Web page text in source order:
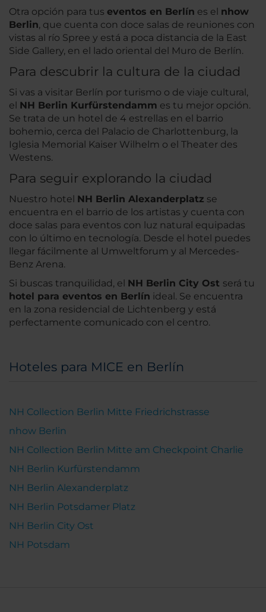
Otra opción para tus eventos en Berlín es el nhow
Berlin, que cuenta con doce salas de reuniones con
vistas al río Spree y está a poca distancia de la East
Side Gallery, en el lado oriental del Muro de Berlín.
Para descubrir la cultura de la ciudad
Si vas a visitar Berlín por turismo o de viaje cultural,
el NH Berlin Kurfürstendamm es tu mejor opción.
Se trata de un hotel de 4 estrellas en el barrio
bohemio, cerca del Palacio de Charlottenburg, la
Iglesia Memorial Kaiser Wilhelm o el Theater des
Westens.
Para seguir explorando la ciudad
Nuestro hotel NH Berlin Alexanderplatz se
encuentra en el barrio de los artistas y cuenta con
doce salas para eventos con luz natural equipadas
con lo último en tecnología. Desde el hotel puedes
llegar fácilmente al Umweltforum y al Mercedes-
Benz Arena.
Si buscas tranquilidad, el NH Berlin City Ost será tu
hotel para eventos en Berlín ideal. Se encuentra
en la zona residencial de Lichtenberg y está
perfectamente comunicado con el centro.
Hoteles para MICE en Berlín
NH Collection Berlin Mitte Friedrichstrasse
nhow Berlin
NH Collection Berlin Mitte am Checkpoint Charlie
NH Berlin Kurfürstendamm
NH Berlin Alexanderplatz
NH Berlin Potsdamer Platz
NH Berlin City Ost
NH Potsdam